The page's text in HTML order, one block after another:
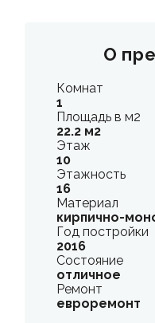
О
Комнат
1
Площадь в м2
22.2 м2
Этаж
10
Этажность
16
Материал
кирпично-
Год постройки
2016
Состояние
отличное
Ремонт
евроремонт